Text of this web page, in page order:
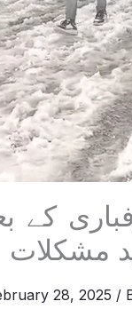
مشکلات
28, 2025 /